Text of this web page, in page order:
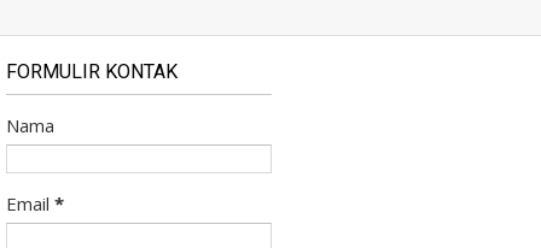
FORMULIR KONTAK
Nama
Email *